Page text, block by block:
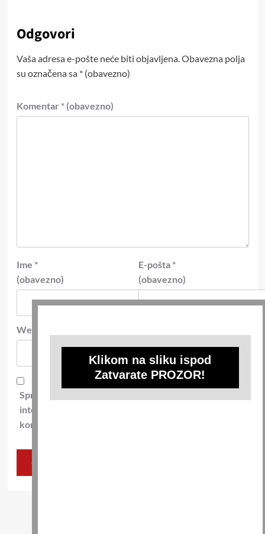
Odgovori
Vaša adresa e-pošte neće biti objavljena.Obavezna polja
su označena sa * (obavezno)
Komentar * (obavezno)
Ime *
(obavezno)
E-pošta *
(obavezno)
Web-stranica
Spremi moje ime, e-poštu i web-stranicu u ovom
internet pregledniku za sljedeći put kada budem
komentirao.
Klikom na sliku ispod
Zatvarate PROZOR!